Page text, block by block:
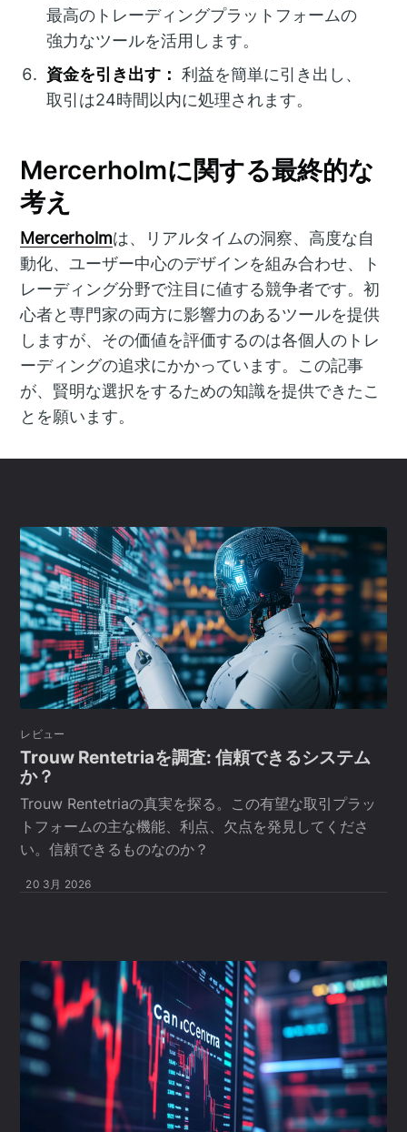
最高のトレーディングプラットフォームの
強力なツールを活用します。
資金を引き出す： 利益を簡単に引き出し、
取引は24時間以内に処理されます。
Mercerholmに関する最終的な
考え
Mercerholmは、リアルタイムの洞察、高度な自
動化、ユーザー中心のデザインを組み合わせ、ト
レーディング分野で注目に値する競争者です。初
心者と専門家の両方に影響力のあるツールを提供
しますが、その価値を評価するのは各個人のトレ
ーディングの追求にかかっています。この記事
が、賢明な選択をするための知識を提供できたこ
とを願います。
レビュー
Trouw Rentetriaを調査: 信頼できるシステム
か？
Trouw Rentetriaの真実を探る。この有望な取引プラッ
トフォームの主な機能、利点、欠点を発見してくださ
い。信頼できるものなのか？
20 3月 2026